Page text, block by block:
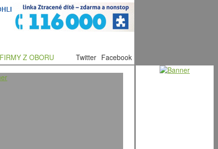
FIRMY Z OBORU Twitter Facebook